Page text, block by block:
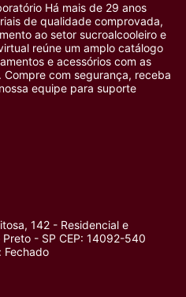
Há mais de 29 anos
de qualidade comprovada,
ao setor sucroalcooleiro e
reúne um amplo catálogo
e acessórios com as
com segurança, receba
equipe para suporte
142 - Residencial e
- SP CEP: 14092-540
Fechado